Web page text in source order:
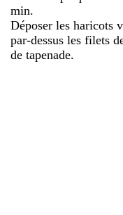
min.
Déposer les haricots
par-dessus les filets
de tapenade.